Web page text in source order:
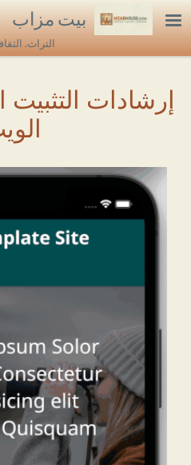
Skip to main contentبيت مزاب
التراث.
إرشادات